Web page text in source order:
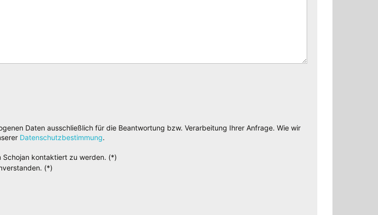
Daten ausschließlich für die Beantwortung bzw. Verarbeitung Ihrer Anfrage. Wie wir
Datenschutzbestimmung.
kontaktiert zu werden. (*)
(*)